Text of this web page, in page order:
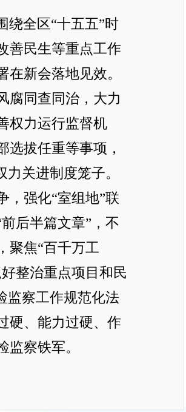
绕全区“十五五”时
善民生等重点工作
新会落地见效。
腐同查同治，大力
权力运行监督机
拔任重等事项，
关进制度笼子。
，强化“室组地”联
后半篇文章”，不
聚焦“百千万工
整治重点项目和民
监察工作规范化法
硬、能力过硬、作
察铁军。